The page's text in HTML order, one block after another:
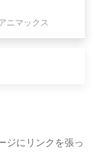
ニマックス
ジにリンクを張っ